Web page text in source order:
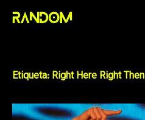
Skip
Etiqueta: Right Here Right Then